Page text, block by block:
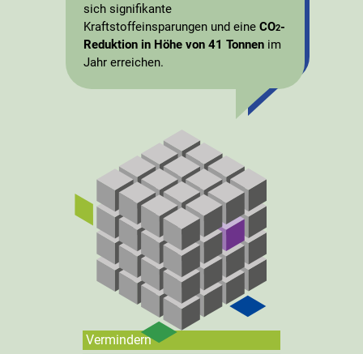
sich signifikante
Kraftstoffeinsparungen und eine CO2-
Reduktion in Höhe von 41 Tonnenim
Jahr erreichen.
Vermindern